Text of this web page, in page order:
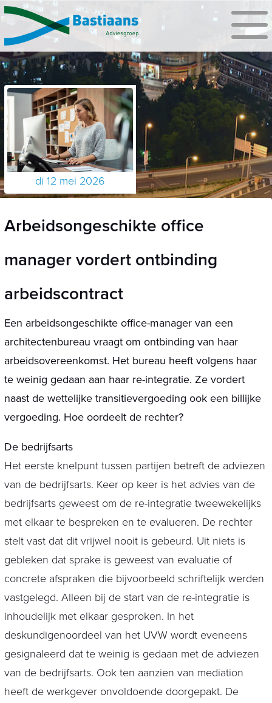
di 12 mei 2026
Arbeidsongeschikte office
manager vordert ontbinding
arbeidscontract
Een arbeidsongeschikte office-manager van een
architectenbureau vraagt om ontbinding van haar
arbeidsovereenkomst. Het bureau heeft volgens haar
te weinig gedaan aan haar re-integratie. Ze vordert
naast de wettelijke transitievergoeding ook een billijke
vergoeding. Hoe oordeelt de rechter?
De bedrijfsarts
Het eerste knelpunt tussen partijen betreft de adviezen
van de bedrijfsarts. Keer op keer is het advies van de
bedrijfsarts geweest om de re-integratie tweewekelijks
met elkaar te bespreken en te evalueren. De rechter
stelt vast dat dit vrijwel nooit is gebeurd. Uit niets is
gebleken dat sprake is geweest van evaluatie of
concrete afspraken die bijvoorbeeld schriftelijk werden
vastgelegd. Alleen bij de start van de re-integratie is
inhoudelijk met elkaar gesproken. In het
deskundigenoordeel van het UVW wordt eveneens
gesignaleerd dat te weinig is gedaan met de adviezen
van de bedrijfsarts. Ook ten aanzien van mediation
heeft de werkgever onvoldoende doorgepakt. De